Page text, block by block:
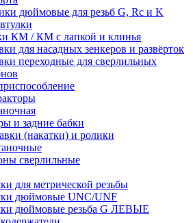
дюймовые для резьб G, Rc и K
КМ / КМ с лапкой и клинья
для насадных зенкеров и развёрток
переходные для сверлильных
и задние бабки
(накатки) и ролики
сверлильные
для метрической резьбы
дюймовые UNC/UNF
дюймовые резьба G ЛЕВЫЕ